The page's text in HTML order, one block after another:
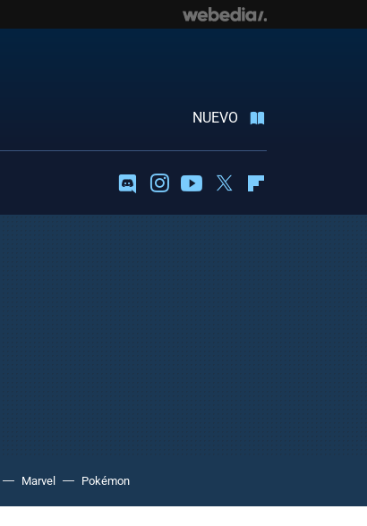
NUEVO
DiscordInstagramYoutubeTwitter
Marvel Pokémon